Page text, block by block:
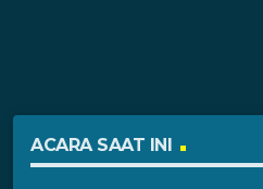
ACARA SAAT INI